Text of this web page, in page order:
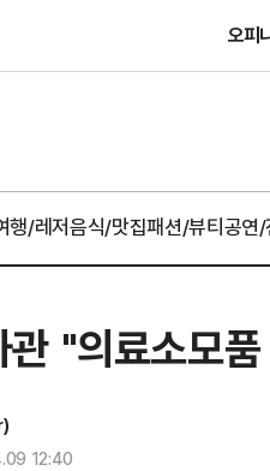
오피
행/레저음식/맛집패션/뷰티공연
관 "의료소모
12:40